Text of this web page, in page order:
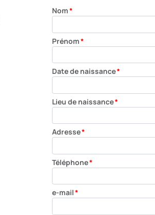
Nom*
Prénom*
Date de naissance*
Lieu de naissance*
Adresse*
Téléphone*
e-mail*